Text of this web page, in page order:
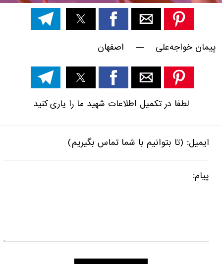
پیمان خواجه‌علی — اصفهان
لطفا در تکمیل اطلاعات شهید ما را یاری کنید
ایمیل: (تا بتوانیم با شما تماس بگیریم)
پیام: